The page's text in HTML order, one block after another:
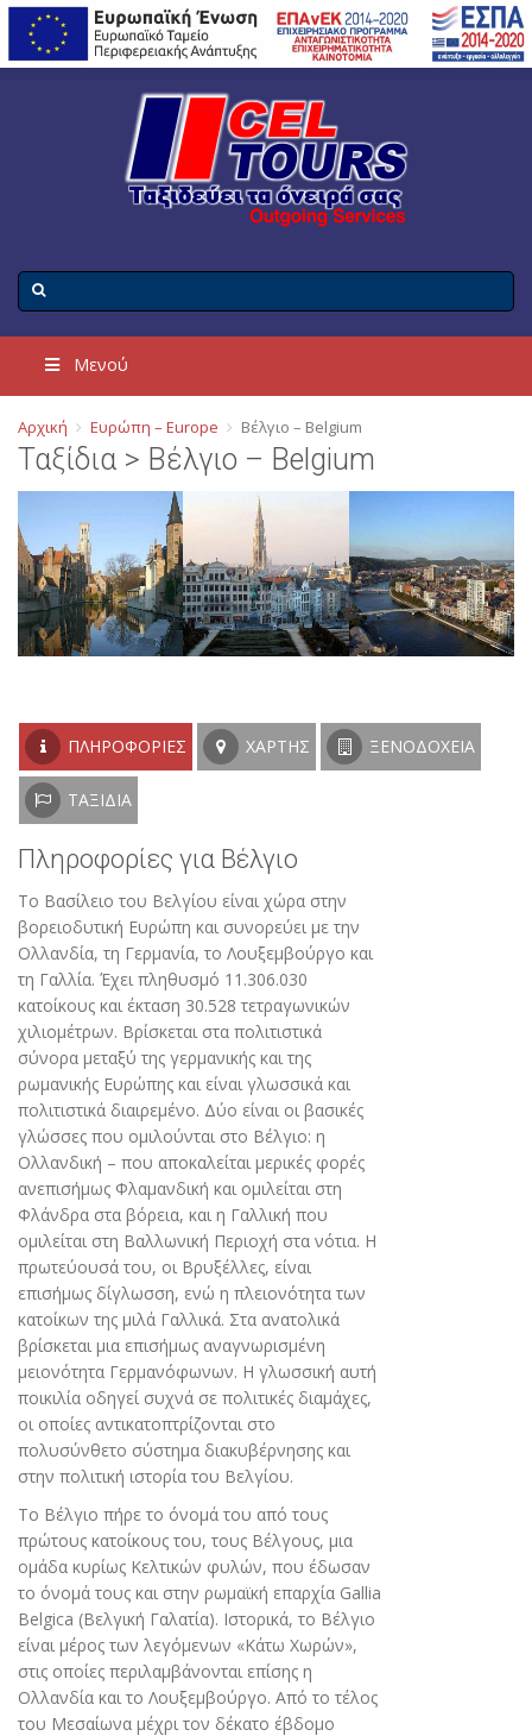
Μενού
Αρχική Ευρώπη – Europe Βέλγιο – Belgium
Ταξίδια > Βέλγιο – Belgium
ΠΛΗΡΟΦΟΡΊΕΣ ΧΆΡΤΗΣ ΞΕΝΟΔΟΧΕΊΑ
ΤΑΞΊΔΙΑ
Πληροφορίες για Βέλγιο
Το Βασίλειο του Βελγίου είναι χώρα στην
βορειοδυτική Ευρώπη και συνορεύει με την
Ολλανδία, τη Γερμανία, το Λουξεμβούργο και
τη Γαλλία. Έχει πληθυσμό 11.306.030
κατοίκους και έκταση 30.528 τετραγωνικών
χιλιομέτρων. Βρίσκεται στα πολιτιστικά
σύνορα μεταξύ της γερμανικής και της
ρωμανικής Ευρώπης και είναι γλωσσικά και
πολιτιστικά διαιρεμένο. Δύο είναι οι βασικές
γλώσσες που ομιλούνται στο Βέλγιο: η
Ολλανδική – που αποκαλείται μερικές φορές
ανεπισήμως Φλαμανδική και ομιλείται στη
Φλάνδρα στα βόρεια, και η Γαλλική που
ομιλείται στη Βαλλωνική Περιοχή στα νότια. Η
πρωτεύουσά του, οι Βρυξέλλες, είναι
επισήμως δίγλωσση, ενώ η πλειονότητα των
κατοίκων της μιλά Γαλλικά. Στα ανατολικά
βρίσκεται μια επισήμως αναγνωρισμένη
μειονότητα Γερμανόφωνων. Η γλωσσική αυτή
ποικιλία οδηγεί συχνά σε πολιτικές διαμάχες,
οι οποίες αντικατοπτρίζονται στο
πολυσύνθετο σύστημα διακυβέρνησης και
στην πολιτική ιστορία του Βελγίου.
Το Βέλγιο πήρε το όνομά του από τους
πρώτους κατοίκους του, τους Βέλγους, μια
ομάδα κυρίως Κελτικών φυλών, που έδωσαν
το όνομά τους και στην ρωμαϊκή επαρχία Gallia
Belgica (Βελγική Γαλατία). Ιστορικά, το Βέλγιο
είναι μέρος των λεγόμενων «Κάτω Χωρών»,
στις οποίες περιλαμβάνονται επίσης η
Ολλανδία και το Λουξεμβούργο. Από το τέλος
του Μεσαίωνα μέχρι τον δέκατο έβδομο